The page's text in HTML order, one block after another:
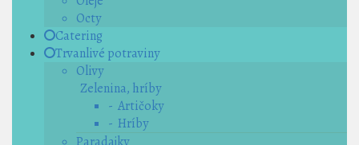
Octy
Catering
Trvanlivé potraviny
Olivy
Zelenina, hríby
- Artičoky
- Hríby